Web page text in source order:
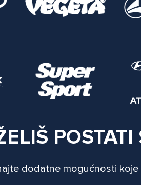
dodatne mogućnosti